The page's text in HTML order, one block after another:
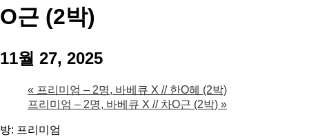
O근 (2박)
11월 27, 2025
« 프리미엄 – 2명, 바베큐 X // 한O혜 (2박)
프리미엄 – 2명, 바베큐 X // 차O근 (2박) »
방: 프리미엄